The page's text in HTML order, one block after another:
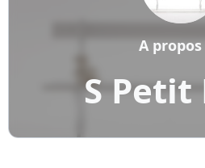
S Petit
A propos